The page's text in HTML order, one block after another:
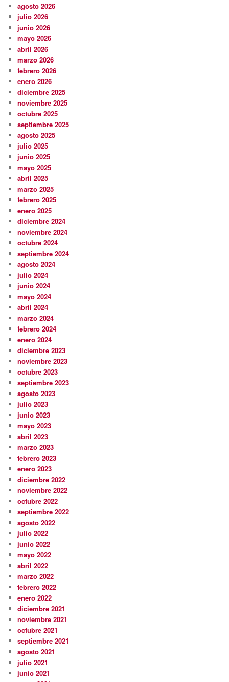
agosto 2026
julio 2026
junio 2026
mayo 2026
abril 2026
marzo 2026
febrero 2026
enero 2026
diciembre 2025
noviembre 2025
octubre 2025
septiembre 2025
agosto 2025
julio 2025
junio 2025
mayo 2025
abril 2025
marzo 2025
febrero 2025
enero 2025
diciembre 2024
noviembre 2024
octubre 2024
septiembre 2024
agosto 2024
julio 2024
junio 2024
mayo 2024
abril 2024
marzo 2024
febrero 2024
enero 2024
diciembre 2023
noviembre 2023
octubre 2023
septiembre 2023
agosto 2023
julio 2023
junio 2023
mayo 2023
abril 2023
marzo 2023
febrero 2023
enero 2023
diciembre 2022
noviembre 2022
octubre 2022
septiembre 2022
agosto 2022
julio 2022
junio 2022
mayo 2022
abril 2022
marzo 2022
febrero 2022
enero 2022
diciembre 2021
noviembre 2021
octubre 2021
septiembre 2021
agosto 2021
julio 2021
junio 2021